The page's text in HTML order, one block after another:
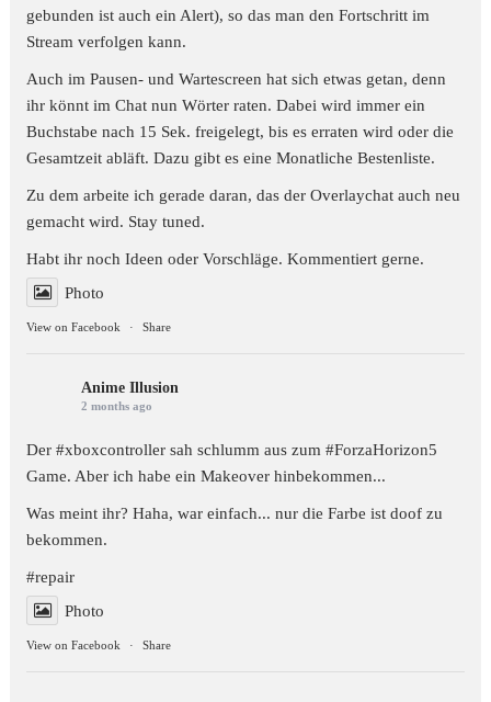
gebunden ist auch ein Alert), so das man den Fortschritt im
Stream verfolgen kann.
Auch im Pausen- und Wartescreen hat sich etwas getan, denn
ihr könnt im Chat nun Wörter raten. Dabei wird immer ein
Buchstabe nach 15 Sek. freigelegt, bis es erraten wird oder die
Gesamtzeit abläft. Dazu gibt es eine Monatliche Bestenliste.
Zu dem arbeite ich gerade daran, das der Overlaychat auch neu
gemacht wird. Stay tuned.
Habt ihr noch Ideen oder Vorschläge. Kommentiert gerne.
Photo
View on Facebook · Share
Anime Illusion
2 months ago
Der #xboxcontroller sah schlumm aus zum#ForzaHorizon5
Game. Aber ich habe ein Makeover hinbekommen...
Was meint ihr? Haha, war einfach... nur die Farbe ist doof zu
bekommen.
#repair
Photo
View on Facebook · Share